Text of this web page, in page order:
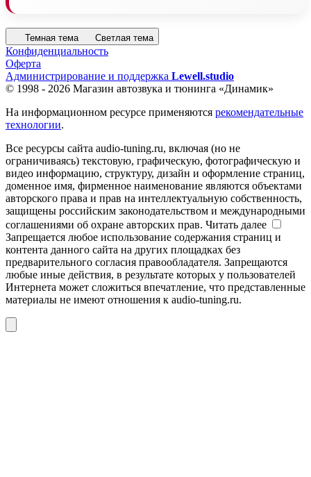
Темная тема Светлая тема
Конфиденциальность
Оферта
Администрирование и поддержка Lewell.studio
© 1998 - 2026 Магазин автозвука и тюнинга «Динамик»
На информационном ресурсе применяются рекомендательные
технологии.
Все ресурсы сайта audio-tuning.ru, включая (но не
ограничиваясь) текстовую, графическую, фотографическую и
видео информацию, структуру, дизайн и оформление страниц,
доменное имя, фирменное наименование являются объектами
авторского права и прав на интеллектуальную собственность,
защищены российским законодательством и международными
соглашениями об охране авторских прав. Читать далее
Запрещается любое использование содержания страниц и
контента данного сайта на других площадках без
предварительного согласия правообладателя. Запрещаются
любые иные действия, в результате которых у пользователей
Интернета может сложиться впечатление, что представленные
материалы не имеют отношения к audio-tuning.ru.